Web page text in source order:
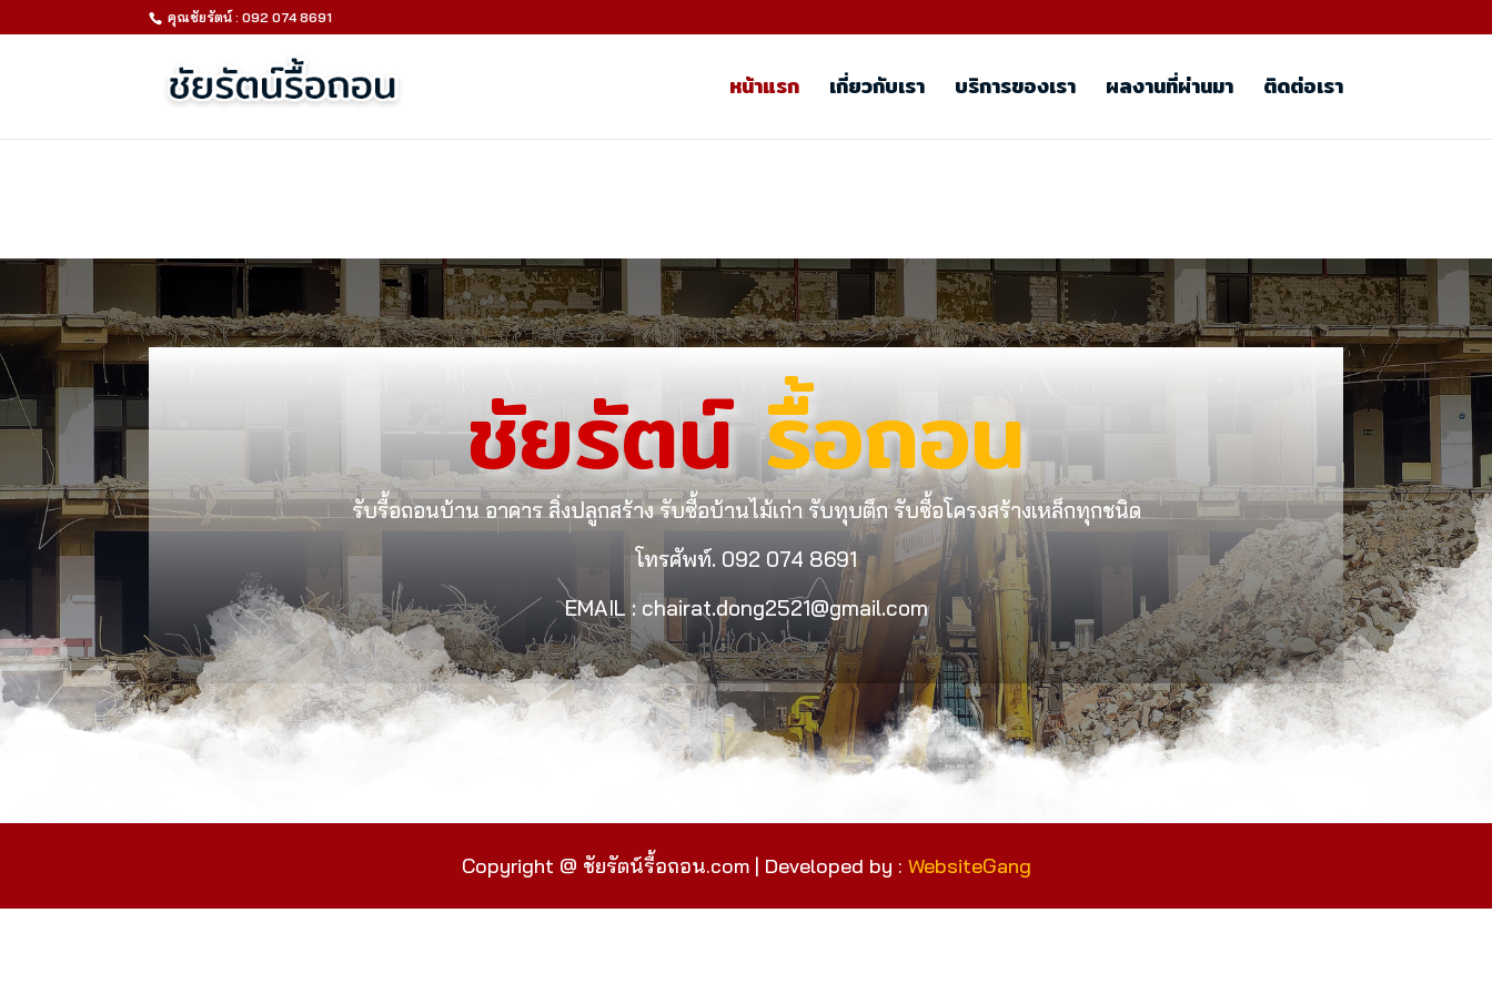
คุณชัยรัตน์ : 092 074 8691
หน้าแรก เกี่ยวกับเรา บริการของเรา ผลงานที่ผ่านมา ติดต่อเรา
ชัยรัตน์รื้อถอน
รับรื้อถอนบ้าน อาคาร สิ่งปลูกสร้าง รับซื้อบ้านไม้เก่า รับทุบตึก รับซื้อโครงสร้างเหล็กทุกชนิด
โทรศัพท์. 092 074 8691
EMAIL : chairat.dong2521@gmail.com
Copyright @ ชัยรัตน์รื้อถอน.com | Developed by : WebsiteGang